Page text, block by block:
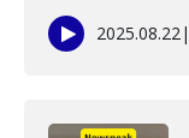
2025.08.22|